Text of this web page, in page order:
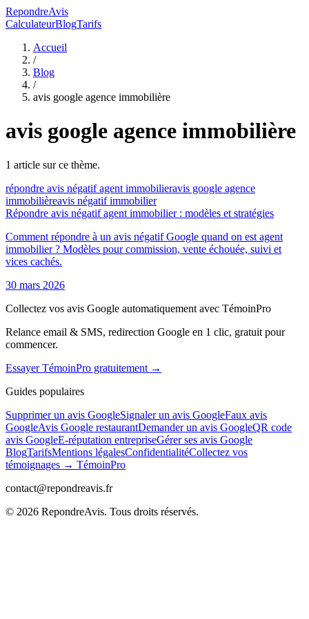
RepondreAvis
CalculateurBlogTarifs
Accueil
/
Blog
/
avis google agence immobilière
avis google agence immobilière
1 article sur ce thème.
répondre avis négatif agent immobilieravis google agence
immobilièreavis négatif immobilier
Répondre avis négatif agent immobilier : modèles et stratégies
Comment répondre à un avis négatif Google quand on est agent
immobilier ? Modèles pour commission, vente échouée, suivi et
vices cachés.
30 mars 2026
Collectez vos avis Google automatiquement avec TémoinPro
Relance email & SMS, redirection Google en 1 clic, gratuit pour
commencer.
Essayer TémoinPro gratuitement →
Guides populaires
Supprimer un avis GoogleSignaler un avis GoogleFaux avis
GoogleAvis Google restaurantDemander un avis GoogleQR code
avis GoogleE-réputation entrepriseGérer ses avis Google
BlogTarifsMentions légalesConfidentialitéCollectez vos
témoignages → TémoinPro
contact@repondreavis.fr
© 2026 RepondreAvis. Tous droits réservés.